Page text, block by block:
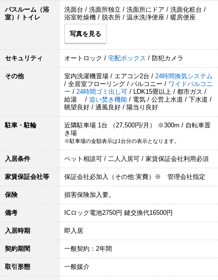
バスルーム（浴
室）/ トイレ
洗面台 / 洗面所独立 / 洗面所にドア / 洗面化粧台 /
浴室乾燥機 / 脱衣所 / 温水洗浄便座 / 暖房便座
写真を見る
セキュリティ オートロック / 宅配ボックス / 防犯カメラ
その他 室内洗濯機置場 / エアコン2台 / 24時間換気システム
/ 全居室フローリング / バルコニー / ワイドバルコニ
ー / 24時間ゴミ出し可 / LDK15畳以上 / 都市ガス /
給湯 / 追い焚き機能 / 電気 / 公営上水道 / 下水道 /
眺望良好 / 通風良好 / 陽当り良好
駐車・駐輪
近隣駐車場 1台 （27,500円/月） ※300m / 自転車置
き場
※駐車場の金額表示は1台分の表示となります。
入居条件 ペット相談可 / 二人入居可 / 家賃保証会社利用必須
家賃保証会社等 保証会社必加入（その他:実費）※ 管理会社指定
保険 損害保険加入要。
備考 ICロック電池2750円 鍵交換代16500円
入居時期 即入居
契約期間 一般契約：2年間
取引形態 一般媒介